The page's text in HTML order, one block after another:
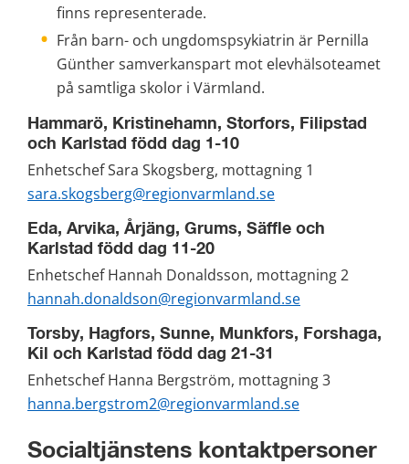
finns representerade.
Från barn- och ungdomspsykiatrin är Pernilla
Günther samverkanspart mot elevhälsoteamet
på samtliga skolor i Värmland.
Hammarö, Kristinehamn, Storfors, Filipstad
och Karlstad född dag 1-10
Enhetschef Sara Skogsberg, mottagning 1
sara.skogsberg@regionvarmland.se
Eda, Arvika, Årjäng, Grums, Säffle och
Karlstad född dag 11-20
Enhetschef Hannah Donaldsson, mottagning 2
hannah.donaldson@regionvarmland.se
Torsby, Hagfors, Sunne, Munkfors, Forshaga,
Kil och Karlstad född dag 21-31
Enhetschef Hanna Bergström, mottagning 3
hanna.bergstrom2@regionvarmland.se
Socialtjänstens kontaktpersoner